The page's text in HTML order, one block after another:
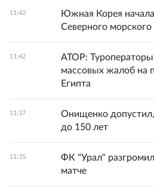
11:42
Южная Корея
Северного морского
11:42
АТОР:
массовых жалоб на
Египта
11:37
Онищенко
до 150 лет
11:35
ФК "Урал"
матче